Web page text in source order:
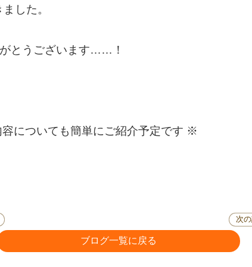
した。
とうございます……！
についても簡単にご紹介予定です ※
ブログ一覧に戻る
次